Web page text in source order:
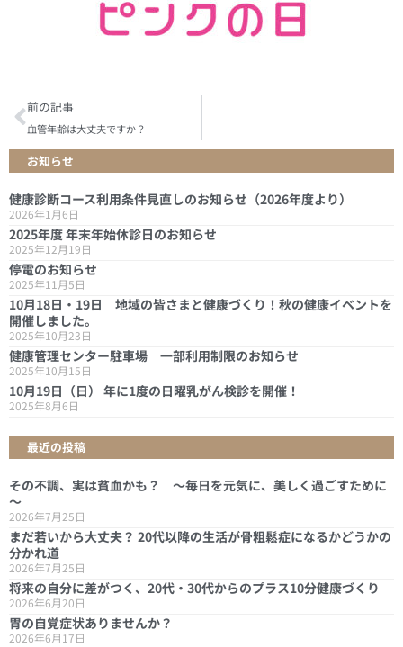
前の記事
血管年齢は大丈夫ですか？
お知らせ
健康診断コース利用条件見直しのお知らせ（2026年度より）
2026年1月6日
2025年度 年末年始休診日のお知らせ
2025年12月19日
停電のお知らせ
2025年11月5日
10月18日・19日 地域の皆さまと健康づくり！秋の健康イベントを
開催しました。
2025年10月23日
健康管理センター駐車場 一部利用制限のお知らせ
2025年10月15日
10月19日（日） 年に1度の日曜乳がん検診を開催！
2025年8月6日
最近の投稿
その不調、実は貧血かも？ ～毎日を元気に、美しく過ごすために
～
2026年7月25日
まだ若いから大丈夫？ 20代以降の生活が骨粗鬆症になるかどうかの
分かれ道
2026年7月25日
将来の自分に差がつく、20代・30代からのプラス10分健康づくり
2026年6月20日
胃の自覚症状ありませんか？
2026年6月17日